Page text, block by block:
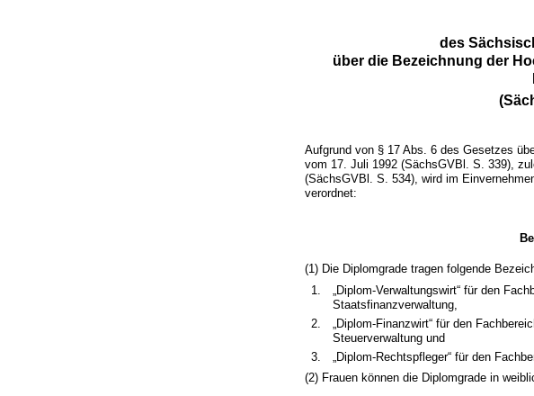
des
über die Bezeichnung der
Aufgrund von § 17 Abs. 6 des Gesetzes
vom 17. Juli 1992 (SächsGVBl. S. 339),
(SächsGVBl. S. 534), wird im
verordnet:
(1) Die Diplomgrade tragen folgende
1.
„Diplom-Verwaltungswirt“ für den
Staatsfinanzverwaltung,
2.
„Diplom-Finanzwirt“ für den
Steuerverwaltung und
3.
„Diplom-Rechtspfleger“ für den
(2) Frauen können die Diplomgrade in